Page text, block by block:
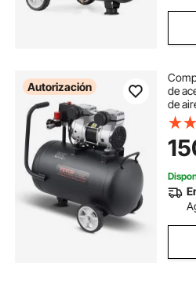
Autorización
de
de
90
PSI,
de